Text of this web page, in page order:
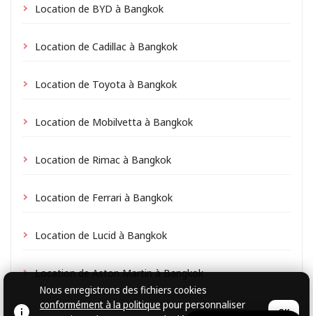
Location de BYD à Bangkok
Location de Cadillac à Bangkok
Location de Toyota à Bangkok
Location de Mobilvetta à Bangkok
Location de Rimac à Bangkok
Location de Ferrari à Bangkok
Location de Lucid à Bangkok
Location de Aston Martin à Bangkok
Nous enregistrons des fichiers cookies
conformément à la politique pour personnaliser
OK